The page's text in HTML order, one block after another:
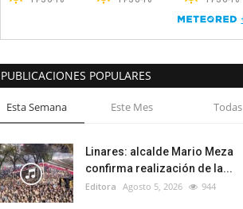
PUBLICACIONES POPULARES
Esta Semana Este Mes Todas
Linares: alcalde Mario Meza
confirma realización de la...
Editora Agosto 5, 2026 944